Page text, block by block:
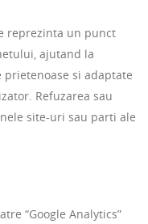
reprezinta un punct
ajutand la
si adaptate
Refuzarea sau
site-uri sau parti ale
“Google Analytics”